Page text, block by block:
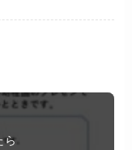
ら